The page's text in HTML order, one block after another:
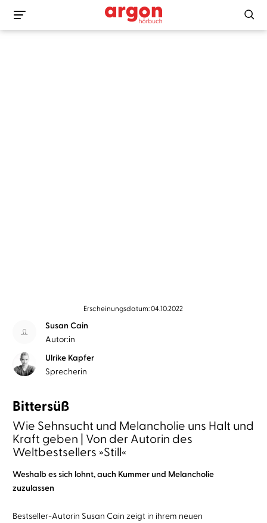
Erscheinungsdatum: 04.10.2022
Susan Cain
Autor:in
Ulrike Kapfer
Sprecherin
Bittersüß
Wie Sehnsucht und Melancholie uns Halt und
Kraft geben | Von der Autorin des
Weltbestsellers »Still«
Weshalb es sich lohnt, auch Kummer und Melancholie
zuzulassen
Bestseller-Autorin Susan Cain zeigt in ihrem neuen